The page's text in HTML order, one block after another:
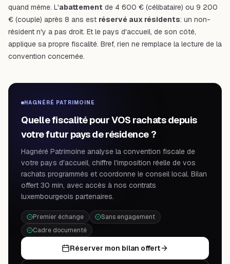
quand même. L'abattement de 4 600 € (célibataire) ou 9 200
€ (couple) après 8 ans est réservé aux résidents: un non-
résident n'y a pas droit. Et le pays d'accueil, de son côté,
applique sa propre fiscalité. Bref, rien ne remplace la lecture de la
convention concernée.
HAGNÉRÉ PATRIMOINE
Quelle fiscalité pour VOS rachats depuis
votre futur pays de résidence ?
Hagnéré Patrimoine analyse la convention fiscale de
votre pays d'accueil, chiffre l'imposition réelle de vos
rachats programmés et coordonne le conseil local. Bilan
offert 30 min, avec accès à nos contrats
luxembourgeois partenaires.
Premier échange
Sans engagement
Cadre documenté
Réserver mon bilan offert